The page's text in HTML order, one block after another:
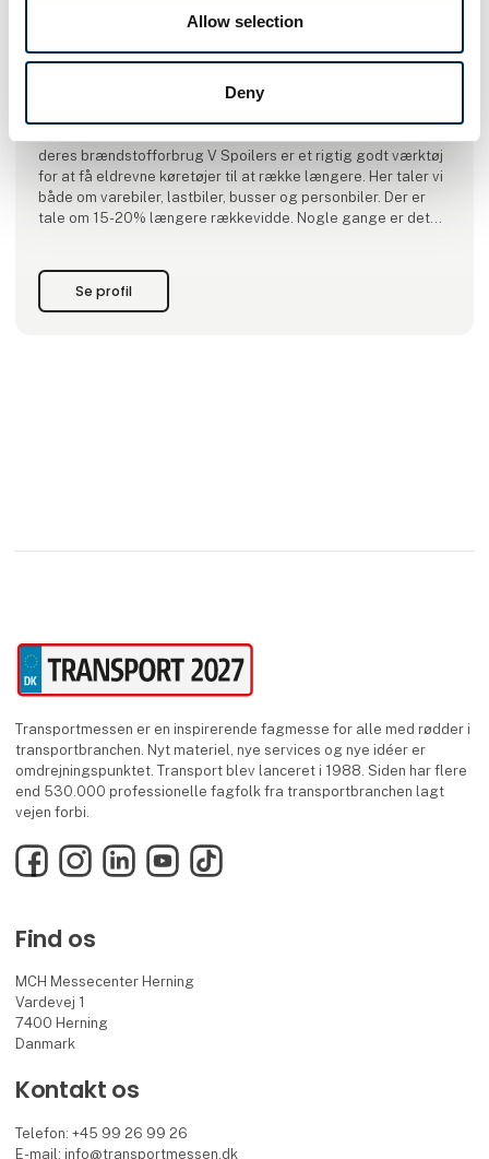
Allow selection
Deny
V Spoilers er et 100% Dansk innovativt produkt som
optimerer aerodynamikken, så dit kørertøj kommer lettere
transport sektoren er i højsædet, lavt hængende frugter
deres brændstofforbrug V Spoilers er et rigtig godt værktøj
for at få eldrevne køretøjer til at række længere. Her taler vi
både om varebiler, lastbiler, busser og personbiler. Der er
tale om 15-20% længere rækkevidde. Nogle gange er det
Se profil
Transportmessen er en inspirerende fagmesse for alle med rødder i
transportbranchen. Nyt materiel, nye services og nye idéer er
omdrejningspunktet. Transport blev lanceret i 1988. Siden har flere
end 530.000 professionelle fagfolk fra transportbranchen lagt
vejen forbi.
FacebookInstagramLinkedInYouTubeTikTok
Find os
MCH Messecenter Herning
Vardevej 1
7400 Herning
Danmark
Kontakt os
Telefon: +45 99 26 99 26
E-mail: info@transportmessen.dk